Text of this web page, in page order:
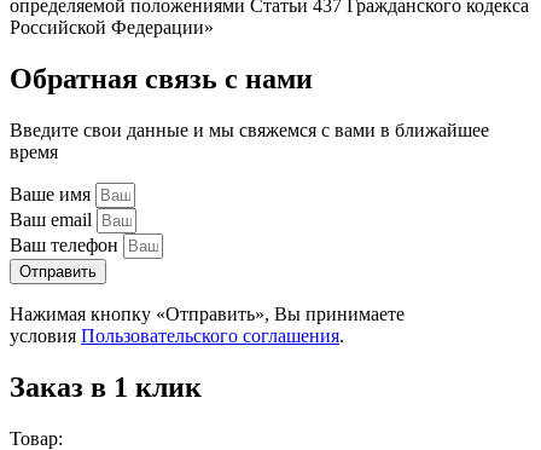
определяемой положениями Статьи 437 Гражданского кодекса
Российской Федерации»
Обратная связь с нами
Введите свои данные и мы свяжемся с вами в ближайшее
время
Ваше имя
Ваш email
Ваш телефон
Отправить
Нажимая кнопку «Отправить», Вы принимаете
условия Пользовательского соглашения.
Заказ в 1 клик
Товар: